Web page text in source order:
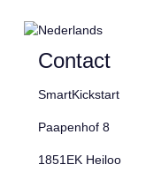
Contact
SmartKickstart
Paapenhof 8
1851EK Heiloo